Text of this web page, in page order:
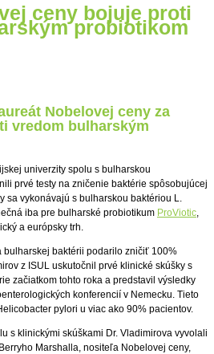
ceny bojuje proti
probiotikom
Nobelovej ceny za
vredom bulharským
univerzity spolu s bulharskou
prvé testy na zničenie baktérie spôsobujúcej
sa vykonávajú s bulharskou baktériou L.
iba pre bulharské probiotikum ProViotic
a európsky trh.
bulharskej baktérii podarilo zničiť 100%
z ISUL uskutočnil prvé klinické skúšky s
začiatkom tohto roka a predstavil výsledky
konferencií v Nemecku. Tieto
pylori u viac ako 90% pacientov.
s klinickými skúškami Dr. Vladimirova vyvolali
Marshalla, nositeľa Nobelovej ceny,